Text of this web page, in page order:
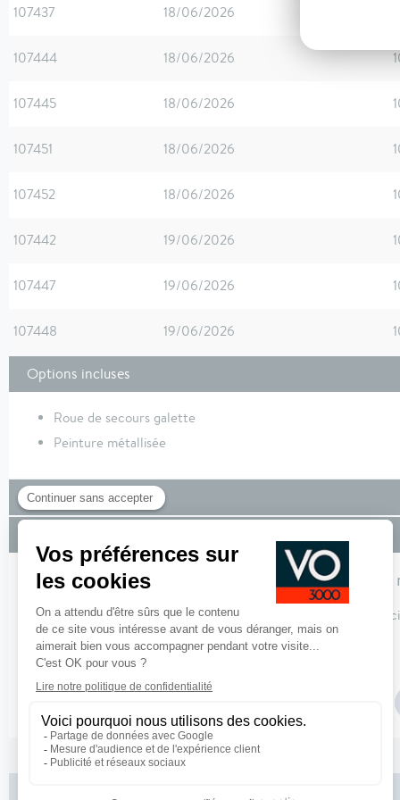
107437 18/06/2026
107444 18/06/2026
107445 18/06/2026
107451 18/06/2026
107452 18/06/2026
107442 19/06/2026
107447 19/06/2026
107448 19/06/2026
Options incluses
Roue de secours galette
Peinture métallisée
Équipements de série
Pour profiter de nos solutions de
Pour plus de de détails sur nos offres de financement, cliquez ici